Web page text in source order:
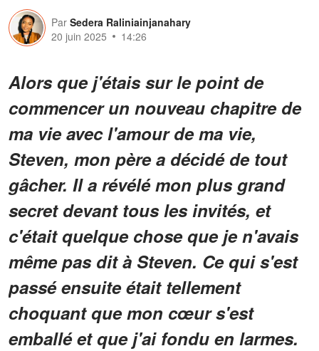
Par Sedera Raliniainjanahary
20 juin 2025
14:26
Alors que j'étais sur le point de
commencer un nouveau chapitre de
ma vie avec l'amour de ma vie,
Steven, mon père a décidé de tout
gâcher. Il a révélé mon plus grand
secret devant tous les invités, et
c'était quelque chose que je n'avais
même pas dit à Steven. Ce qui s'est
passé ensuite était tellement
choquant que mon cœur s'est
emballé et que j'ai fondu en larmes.